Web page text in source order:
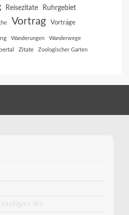
Reisezitate Ruhrgebiet
Vortrag Vorträge
Wanderungen Wanderwege
Zitate Zoologischer Garten
(KI)